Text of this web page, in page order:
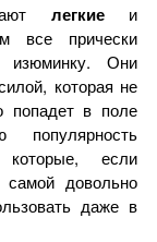
легкиеи
все прически
изюминку. Они
которая не
попадет в поле
если
самой довольно
даже в